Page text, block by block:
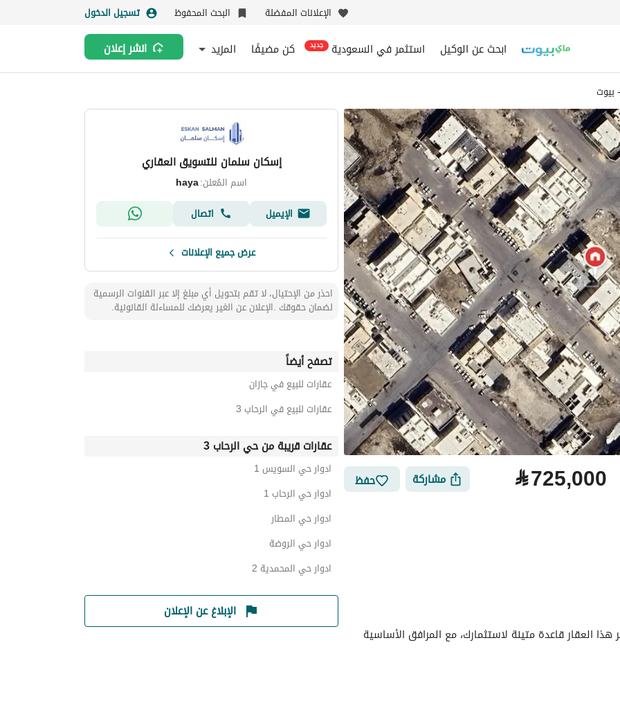
الإعلانات المفضلة البحث المحفوظ تسجيل الدخول
ابحث عن الوكيل استثمر في السعودية جديد كن مضيفًا المزيد انشر إعلان
⃁725,000 مشاركة حفظ
إسكان سلمان للتسويق العقاري
اسم المُعلن:haya
الإيميل
اتصال
عرض جميع الإعلانات
احذر من الإحتيال، لا تقم بتحويل أي مبلغ إلا عبر القنوات الرسمية
لضمان حقوقك .الإعلان عن الغير يعرضك للمساءلة القانونية.
تصفح أيضاً
عقارات للبيع في جازان
عقارات للبيع في الرحاب 3
عقارات قريبة من حي الرحاب 3
ادوار حي السويس 1
ادوار حي الرحاب 1
ادوار حي المطار
ادوار حي الروضة
ادوار حي المحمدية 2
الإبلاغ عن الإعلان